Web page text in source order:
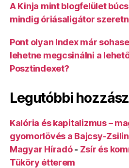
A Kinja mint blogfelület
mindig óriásaligátor
Pont olyan Index már
lehetne megcsinálni a
Posztindexet?
Legutóbbi
Kalória és kapitalizmus –
gyomorlövés a Bajcsy-
Magyar Híradó- Zsír és
Tüköry étterem